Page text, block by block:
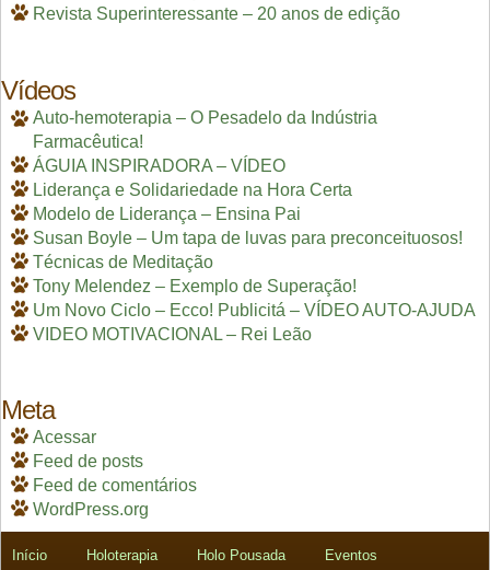
Revista Superinteressante – 20 anos de edição
Vídeos
Auto-hemoterapia – O Pesadelo da Indústria
Farmacêutica!
ÁGUIA INSPIRADORA – VÍDEO
Liderança e Solidariedade na Hora Certa
Modelo de Liderança – Ensina Pai
Susan Boyle – Um tapa de luvas para preconceituosos!
Técnicas de Meditação
Tony Melendez – Exemplo de Superação!
Um Novo Ciclo – Ecco! Publicitá – VÍDEO AUTO-AJUDA
VIDEO MOTIVACIONAL – Rei Leão
Meta
Acessar
Feed de posts
Feed de comentários
WordPress.org
Início Holoterapia Holo Pousada Eventos